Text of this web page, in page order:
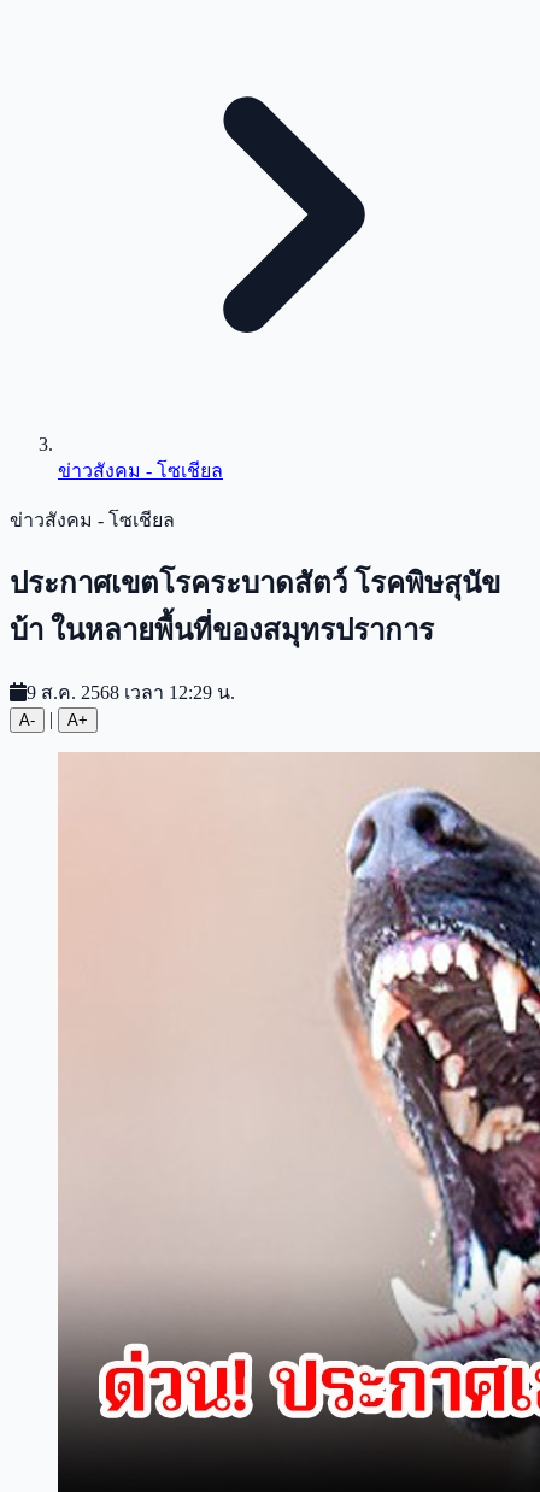
ข่าวสังคม - โซเชียล
ข่าวสังคม - โซเชียล
ประกาศเขตโรคระบาดสัตว์ โรคพิษสุนัข
บ้า ในหลายพื้นที่ของสมุทรปราการ
9 ส.ค. 2568 เวลา 12:29 น.
A- | A+